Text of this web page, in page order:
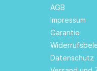
AGB
Impressum
Garantie
Datenschutz